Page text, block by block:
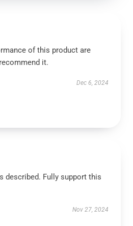
of this product are
it.
Dec 6, 2024
described. Fully support this
Nov 27, 2024